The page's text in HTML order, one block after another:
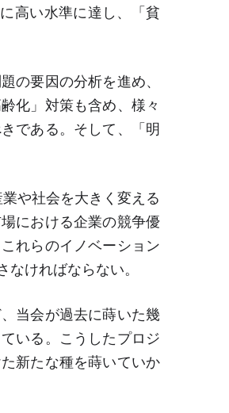
高い水準に達し、「貧
の要因の分析を進め、
化」対策も含め、様々
である。そして、「明
や社会を大きく変える
における企業の競争優
れらのイノベーション
ければならない。
当会が過去に蒔いた幾
いる。こうしたプロジ
新たな種を蒔いていか